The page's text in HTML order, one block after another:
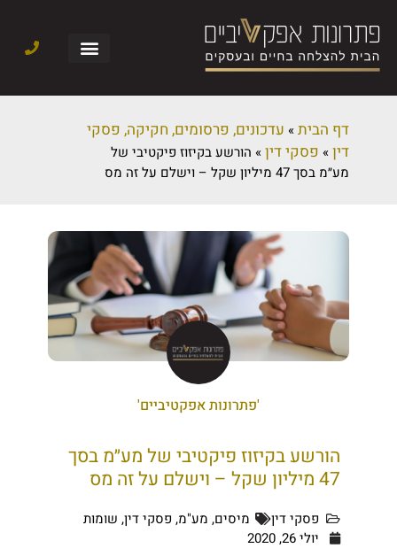
דף הבית» עדכונים, פרסומים, חקיקה, פסקי
דין» פסקי דין» הורשע בקיזוז פיקטיבי של
מע״מ בסך 47 מיליון שקל – וישלם על זה מס
'פתרונות אפקטיביים'
הורשע בקיזוז פיקטיבי של מע״מ בסך
47 מיליון שקל – וישלם על זה מס
פסקי דין מיסים, מע"מ, פסקי דין, שומות
יולי 26, 2020